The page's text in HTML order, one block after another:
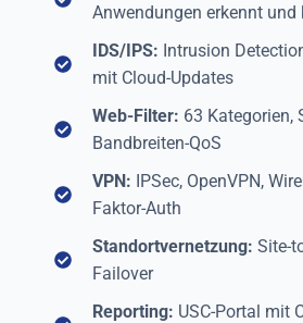
Anwendungen erkennt
IDS/IPS: Intrusion
mit Cloud-Updates
Web-Filter: 63 Kategorien,
Bandbreiten-QoS
VPN: IPSec, OpenVPN,
Faktor-Auth
Standortvernetzung: Site-
Failover
Reporting: USC-Portal mit